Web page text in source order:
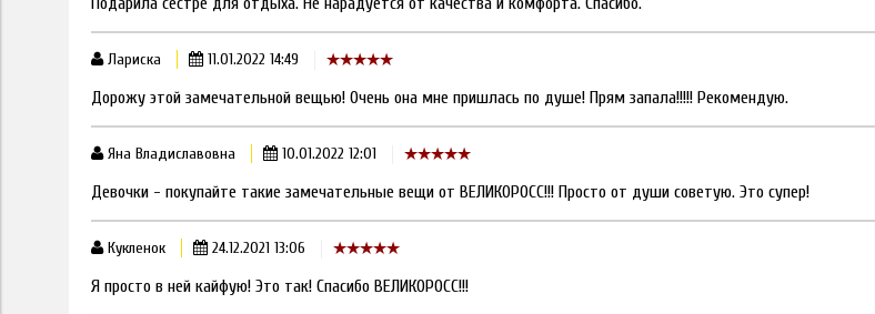
Лариска 11.01.2022 14:49
Дорожу этой замечательной вещью! Очень она мне пришлась по душе! Прям запала!!!!! Рекомендую.
Яна Владиславовна 10.01.2022 12:01
Девочки - покупайте такие замечательные вещи от ВЕЛИКОРОСС!!! Просто от души советую. Это супер!
Кукленок 24.12.2021 13:06
Я просто в ней кайфую! Это так! Спасибо ВЕЛИКОРОСС!!!